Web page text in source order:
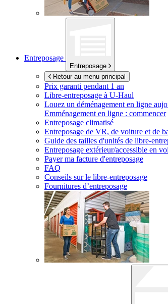
Entreposage
Entreposage
Retour au menu principal
Prix garanti pendant 1 an
Libre-entreposage à U-Haul
Louez un déménagement en ligne
Emménagement en ligne : commencer
Entreposage climatisé
Entreposage de VR, de voiture et de
Guide des tailles d'unités de libre-
Entreposage extérieur/accessible en
Payer ma facture d'entreposage
FAQ
Conseils sur le libre-entreposage
Fournitures d’entreposage